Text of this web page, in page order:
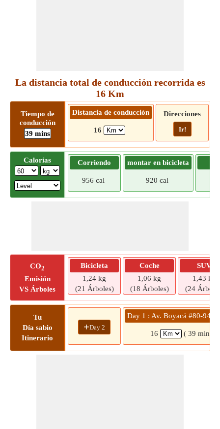
La distancia total de conducción recorrida es
16 Km
Tiempo de
conducción
39 mins
Distancia de conducción
16
Direcciones
Ir!
Calorías Corriendo
956 cal
montar en bicicleta
920 cal
CO2
Emisión
VS Árboles
Bicicleta
1,24 kg
(21 Árboles)
Coche
1,06 kg
(18 Árboles)
SUV
1,43 kg
(24
Tu
Día sabio
Itinerario
+Day 2
Day 1 : Av. Boyacá #80-94 »
16 ( 39 mins)